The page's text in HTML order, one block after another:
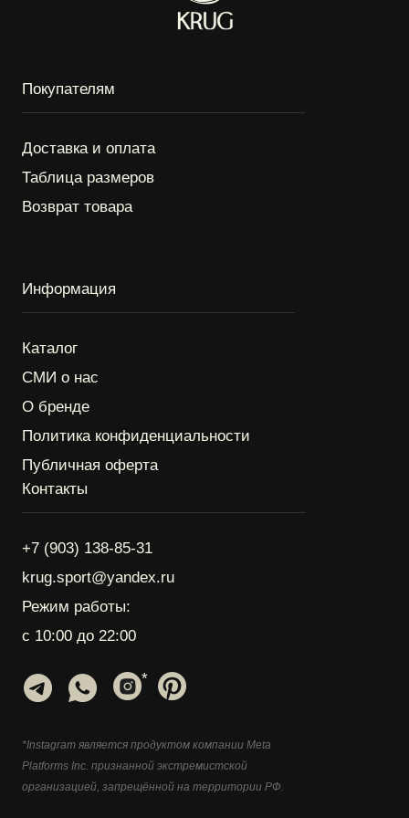
ИП Круговова Алёна Витальевна
ОГРНИП: 325774600283440
*Instagram является продуктом компании Meta